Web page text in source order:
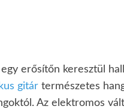
erősítőn keresztül
gitár természetes
Az elektromos